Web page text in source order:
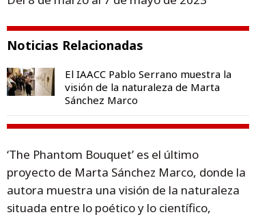
Noticias Relacionadas
El IAACC Pablo Serrano muestra la
visión de la naturaleza de Marta
Sánchez Marco
‘The Phantom Bouquet’ es el último
proyecto de Marta Sánchez Marco, donde la
autora muestra una visión de la naturaleza
situada entre lo poético y lo científico,